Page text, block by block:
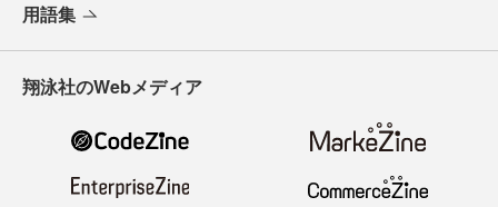
用語集
翔泳社のWebメディア